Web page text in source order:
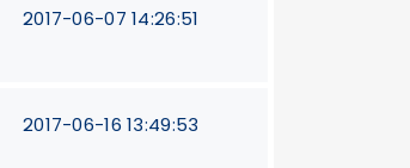
2017-06-07 14:26:51
2017-06-16 13:49:53